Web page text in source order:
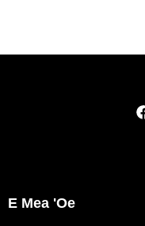
E Mea 'oe